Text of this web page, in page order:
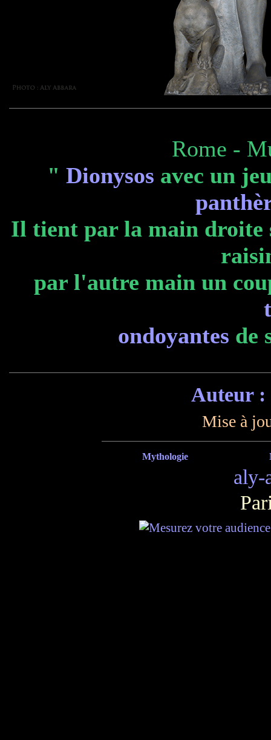
Rome -
" Dionysos avec un
Il tient par la main droite
par l'autre main un
ondoyantes de
Auteur :
Mise à
Mythologie
aly-